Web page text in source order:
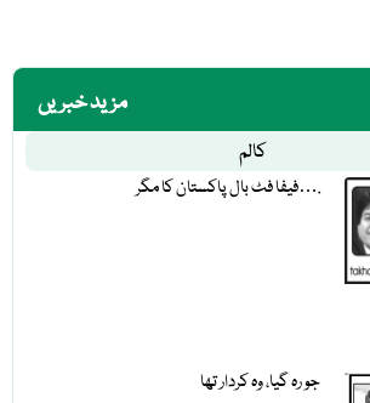
مزید خبریں
کالم
فیفا فٹ بال پاکستان کا مگر….
جو رہ گیا، وہ کردار تھا